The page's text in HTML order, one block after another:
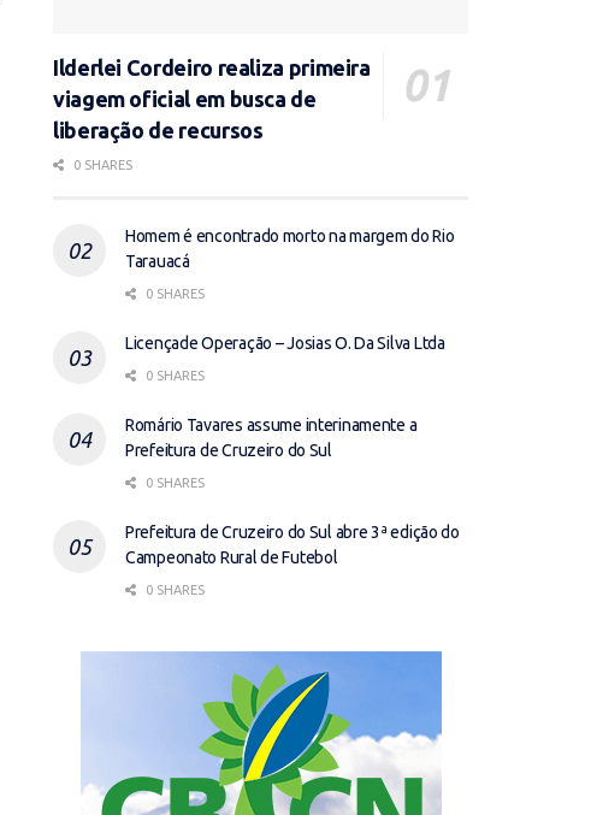
Ilderlei Cordeiro realiza primeira
viagem oficial em busca de
liberação de recursos
0 SHARES
Homem é encontrado morto na margem do Rio
Tarauacá
0 SHARES
Licençade Operação – Josias O. Da Silva Ltda
0 SHARES
Romário Tavares assume interinamente a
Prefeitura de Cruzeiro do Sul
0 SHARES
Prefeitura de Cruzeiro do Sul abre 3ª edição do
Campeonato Rural de Futebol
0 SHARES